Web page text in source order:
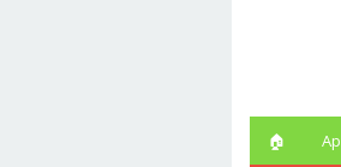
🏠︎